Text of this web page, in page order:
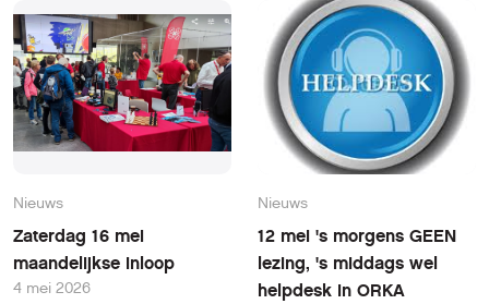
Nieuws
Zaterdag 16 mei
maandelijkse inloop
4 mei 2026
Nieuws
12 mei 's morgens GEEN
lezing, 's middags wel
helpdesk in ORKA